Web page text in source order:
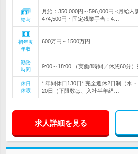
給与
月給：350,000円～596,000円 <月給内
474,500円・固定残業手当：4…
初年度
年収
600万円～1500万円
勤務
時間
9:00～18:00 （実働8時間／休憩60分
休日
休暇
* 年間休日130日* 完全週休2日制（水
20日（下限数は、入社半年経…
求人詳細を見る